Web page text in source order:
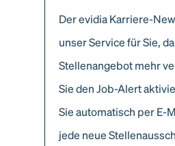
Der evidia Karriere-
unser Service für Sie,
Stellenangebot mehr
Sie den Job-Alert
Sie automatisch per E-
jede neue